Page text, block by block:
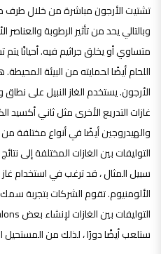
تشتيت الأرجون مباشرة من خلال طرف
وبالتالي يحد من تأثير الرطوبة
متساوي أو يخلق جراثيم فيه. أحيانًا
اللحام أيضًا لحمايته من البيئة
غازات التدريع الأخرى مثل ثاني أكسيد
والهيدروجين أيضًا في أنواع مختلفة
التوليفات بين الغازات المختلفة إلى
سبيل المثال ، قد ترغب في استخدام
الألومنيوم. تقوم الشركات بتجربة
ستلعب أيضًا دورًا ، لذلك من